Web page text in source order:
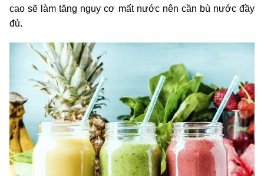
cao sẽ làm tăng nguy cơ mất nước nên cần bù nước đầy
đủ.